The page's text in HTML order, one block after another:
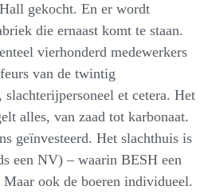
gekocht. En er wordt
die ernaast komt te staan.
vierhonderd medewerkers
van de twintig
et cetera. Het
alles, van zaad tot karbonaat.
geïnvesteerd. Het slachthuis is
een NV) – waarin BESH een
ook de boeren individueel.